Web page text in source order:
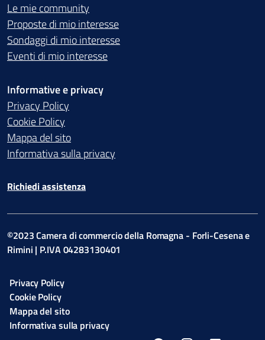
Le mie community
Proposte di mio interesse
Sondaggi di mio interesse
Eventi di mio interesse
Informative e privacy
Privacy Policy
Cookie Policy
Mappa del sito
Informativa sulla privacy
Richiedi assistenza
©2023 Camera di commercio della Romagna - Forli-Cesena e
Rimini | P.IVA 04283130401
Privacy Policy
Cookie Policy
Mappa del sito
Informativa sulla privacy